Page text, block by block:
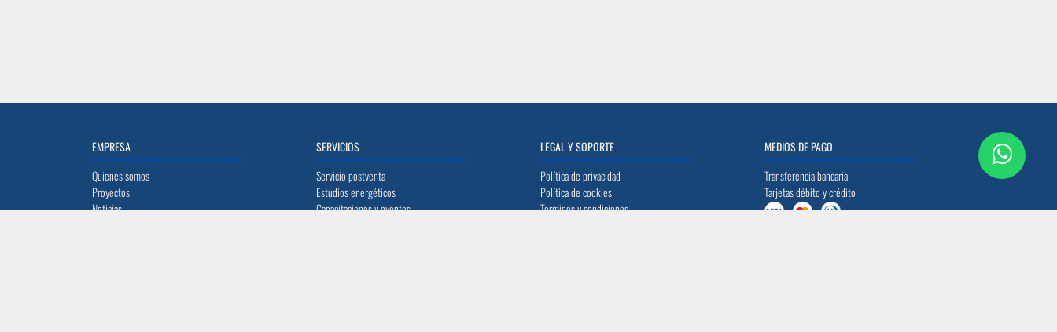
EMPRESA
Quienes somos
Proyectos
Noticias
SERVICIOS
Servicio postventa
Estudios energéticos
Capacitaciones y eventos
LEGAL Y SOPORTE
Política de privacidad
Política de cookies
Terminos y condiciones
MEDIOS DE PAGO
Transferencia bancaria
Tarjetas débito y crédito